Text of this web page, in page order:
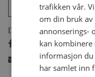
Del:
Del på facebook
Del på e-post
2025
trafikken vår.
om din bruk
annonserings-
kan kombinere
informasjon
har samlet inn